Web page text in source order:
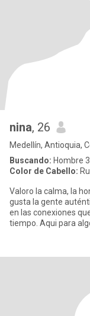
nina, 26
Medellín, Antioquia,
Buscando: Hombre
Color de Cabello:
Valoro la calma, la
gusta la gente
en las conexiones
tiempo. Aqui para